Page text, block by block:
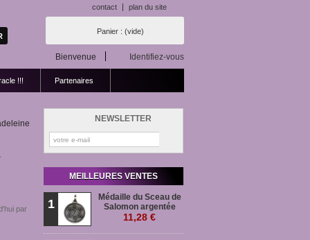
contact plan du site
Panier : (vide)
Bienvenue Identifiez-vous
!!! Partenaires
par
NEWSLETTER
MEILLEURES VENTES
1
Médaille du Sceau de
Salomon argentée
11,28 €